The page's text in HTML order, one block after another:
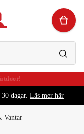
dagar. Läs mer här
Vantar